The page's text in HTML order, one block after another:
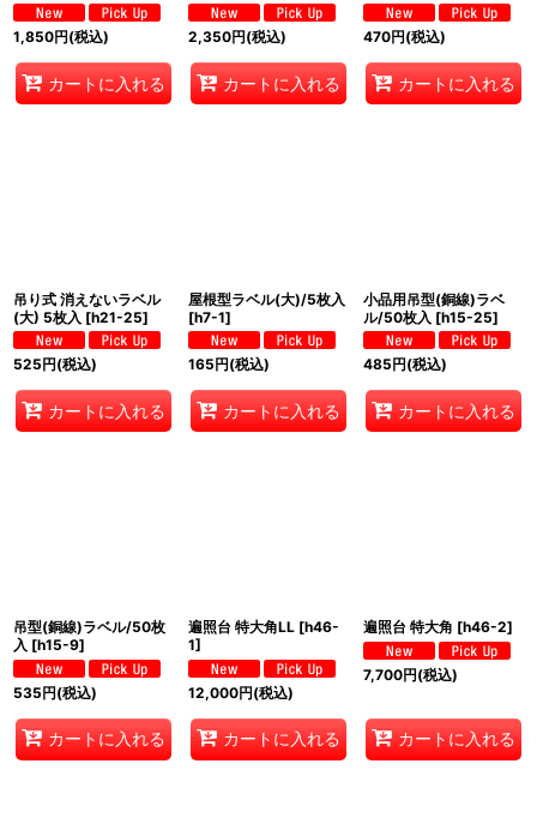
1,850円(税込)
カートに入れる
2,350円(税込)
カートに入れる
470円(税込)
カートに入れる
吊り式 消えないラベル
(大) 5枚入 [h21-25]
525円(税込)
カートに入れる
屋根型ラベル(大)/5枚入
[h7-1]
165円(税込)
カートに入れる
小品用吊型(銅線)ラベ
ル/50枚入 [h15-25]
485円(税込)
カートに入れる
吊型(銅線)ラベル/50枚
入 [h15-9]
535円(税込)
カートに入れる
遍照台 特大角LL [h46-
1]
12,000円(税込)
カートに入れる
遍照台 特大角 [h46-2]
7,700円(税込)
カートに入れる